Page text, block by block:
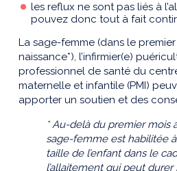
les reflux ne sont pas liés à
pouvez donc tout à fait
La sage-femme (dans le
naissance*), l’infirmier(e)
professionnel de santé du
maternelle et infantile (PMI)
apporter un soutien et des
* Au-delà du premier mois
sage-femme est habilitée
taille de l’enfant dans le
l’allaitement qui peut durer